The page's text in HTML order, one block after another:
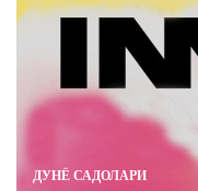
07.06.2024 823
ДУНЁ САДОЛАРИ
12.07.2024
ДУНЁ САДОЛАРИ